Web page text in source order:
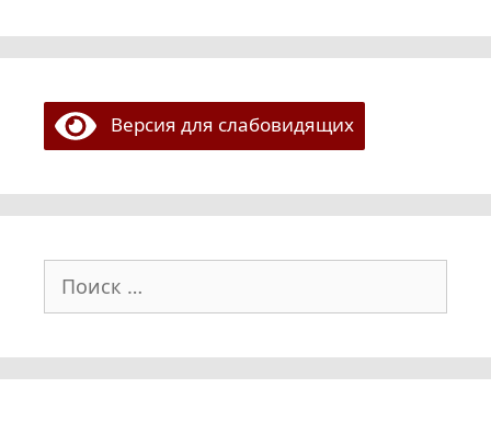
Версия для слабовидящих